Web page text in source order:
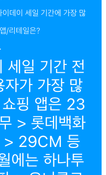
데이 세일 기간에 가장 많
/리테일은?
세일 기간 전
자가 가장 많
핑 앱은 23
> 롯데백화
> 29CM 등
에는 하나투